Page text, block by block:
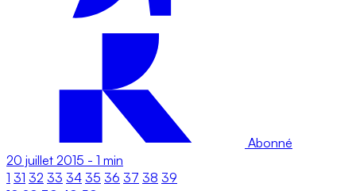
Abonné
20 juillet 2015 - 1 min
1 31 32 33 34 35 36 37 38 39